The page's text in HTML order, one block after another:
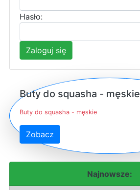
Hasło:
Zaloguj się
Buty do squasha - męskie
Buty do squasha - męskie
Zobacz
Najnowsze: